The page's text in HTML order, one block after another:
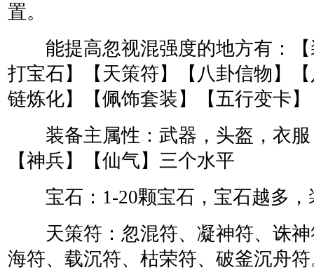
置。
能提高忽视混强度的地方有：【
打宝石】【天策符】【八卦信物】
链炼化】【佩饰套装】【五行变卡
装备主属性：武器，头盔，衣服
【神兵】【仙气】三个水平
宝石：1-20颗宝石，宝石越多，
天策符：忽混符、凝神符、诛神
海符、载沉符、枯荣符、破釜沉舟